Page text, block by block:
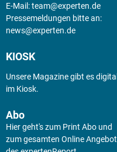
E-Mail:team@experten.de
Pressemeldungen bitte an:
news@experten.de
KIOSK
Unsere Magazine gibt es digital
im Kiosk.
Abo
Hier geht's zum Print Abo und
zum gesamten Online Angebot